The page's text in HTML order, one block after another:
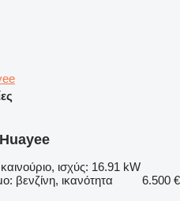
ισχύς: 16.91 kW
βενζίνη, ικανότητα
6.500 €